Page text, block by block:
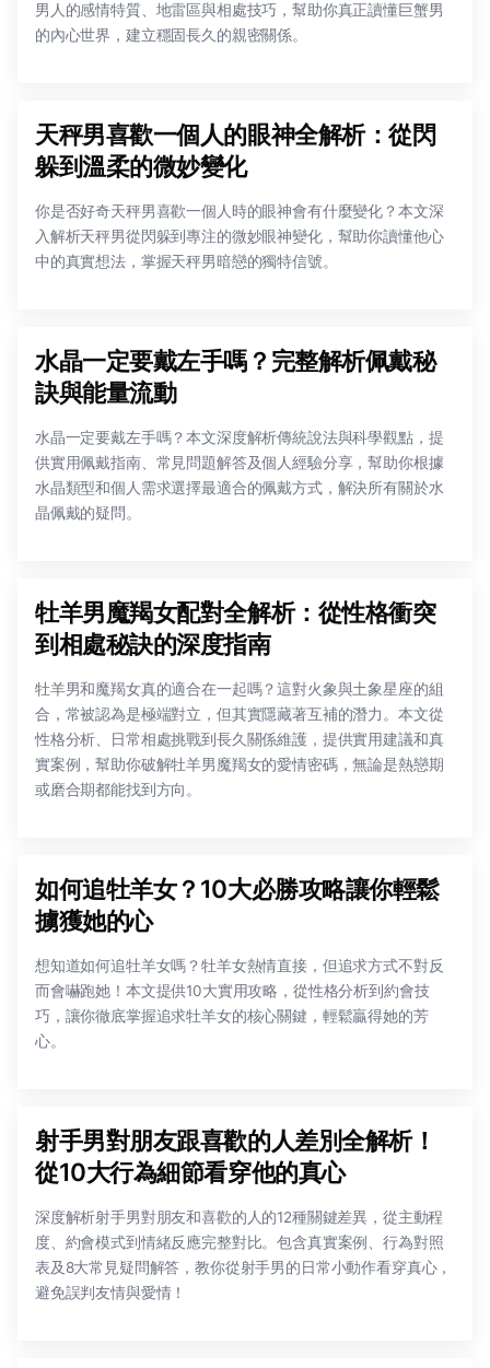
男人的感情特質、地雷區與相處技巧，幫助你真正讀懂巨蟹男
的內心世界，建立穩固長久的親密關係。
天秤男喜歡一個人的眼神全解析：從閃
躲到溫柔的微妙變化
你是否好奇天秤男喜歡一個人時的眼神會有什麼變化？本文深
入解析天秤男從閃躲到專注的微妙眼神變化，幫助你讀懂他心
中的真實想法，掌握天秤男暗戀的獨特信號。
水晶一定要戴左手嗎？完整解析佩戴秘
訣與能量流動
水晶一定要戴左手嗎？本文深度解析傳統說法與科學觀點，提
供實用佩戴指南、常見問題解答及個人經驗分享，幫助你根據
水晶類型和個人需求選擇最適合的佩戴方式，解決所有關於水
晶佩戴的疑問。
牡羊男魔羯女配對全解析：從性格衝突
到相處秘訣的深度指南
牡羊男和魔羯女真的適合在一起嗎？這對火象與土象星座的組
合，常被認為是極端對立，但其實隱藏著互補的潛力。本文從
性格分析、日常相處挑戰到長久關係維護，提供實用建議和真
實案例，幫助你破解牡羊男魔羯女的愛情密碼，無論是熱戀期
或磨合期都能找到方向。
如何追牡羊女？10大必勝攻略讓你輕鬆
擄獲她的心
想知道如何追牡羊女嗎？牡羊女熱情直接，但追求方式不對反
而會嚇跑她！本文提供10大實用攻略，從性格分析到約會技
巧，讓你徹底掌握追求牡羊女的核心關鍵，輕鬆贏得她的芳
心。
射手男對朋友跟喜歡的人差別全解析！
從10大行為細節看穿他的真心
深度解析射手男對朋友和喜歡的人的12種關鍵差異，從主動程
度、約會模式到情緒反應完整對比。包含真實案例、行為對照
表及8大常見疑問解答，教你從射手男的日常小動作看穿真心，
避免誤判友情與愛情！